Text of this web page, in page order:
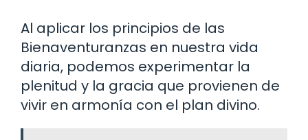
Al aplicar los principios de las
Bienaventuranzas en nuestra vida
diaria, podemos experimentar la
plenitud y la gracia que provienen de
vivir en armonía con el plan divino.